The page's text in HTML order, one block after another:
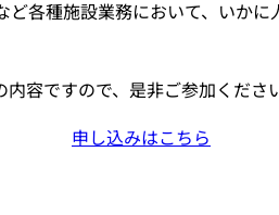
各種施設業務において、いか
容ですので、是非ご参加ください
申し込みはこちら